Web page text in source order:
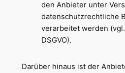
den Anbieter unter
datenschutzrechtliche
verarbeitet werden
DSGVO).
Darüber hinaus ist der